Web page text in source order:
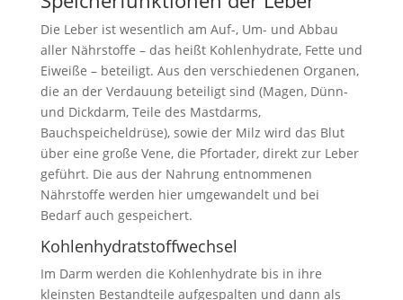
Die Leber ist wesentlich am Auf-, Um- und Abbau
aller Nährstoffe – das heißt Kohlenhydrate, Fette und
Eiweiße – beteiligt. Aus den verschiedenen Organen,
die an der Verdauung beteiligt sind (Magen, Dünn-
und Dickdarm, Teile des Mastdarms,
Bauchspeicheldrüse), sowie der Milz wird das Blut
über eine große Vene, die Pfortader, direkt zur Leber
geführt. Die aus der Nahrung entnommenen
Nährstoffe werden hier umgewandelt und bei
Bedarf auch gespeichert.
Kohlenhydratstoffwechsel
Im Darm werden die Kohlenhydrate bis in ihre
kleinsten Bestandteile aufgespalten und dann als